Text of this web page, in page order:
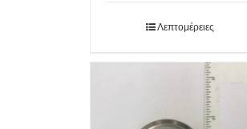
Λεπτομέρειες